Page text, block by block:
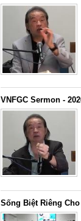
VNFGC Sermon -
Sống Biệt Riêng Cho